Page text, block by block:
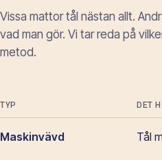
Vissa mattor tål nästan allt.
vad man gör. Vi tar reda på
metod.
TYP DET
Maskinvävd Tål